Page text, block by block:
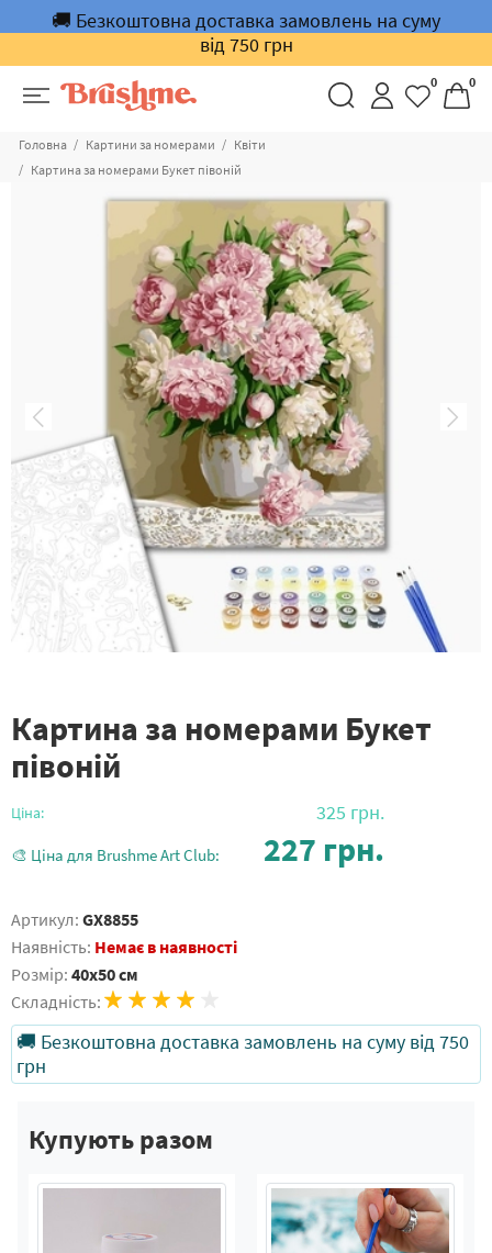
🚚 Безкоштовна доставка замовлень на суму
від 750 грн
0 0
Головна Картини за номерами
Квіти
Картина за номерами Букет півоній
Картина за номерами Букет
півоній
Ціна: 325 грн.
🎨 Ціна для Brushme Art Club: 227 грн.
Артикул: GX8855
Наявність: Немає в наявності
Розмір: 40x50 см
Складність:
🚚 Безкоштовна доставка замовлень на суму від 750
грн
Купують разом